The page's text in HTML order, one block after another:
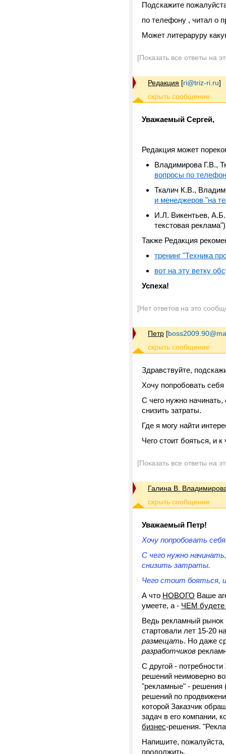
Подскажите
по телефону , читал о
Может литераруру
[Показать все ответы на
Редакция [ri@triz-ri.ru]
Уважаемый Сергей,
Редакция может
Владимирова Г.В.,
вопросы по
Ткалич К.В.,
и менеджеров "на
И.Л. Викентьев,
текстовая реклама")
Также Редакция
тренинг "Техника
вот на эту ветку
Успеха!
[Нет ответов на это
Петр [
Здравствуйте,
Хочу попробовать себя
С чего нужно
снизить затраты.
Где я могу найти
Чего стоит бояться, и к
[Показать все ответы на
Галина В.
Уважаемый Петр!
Хочу попробовать
С чего нужно
снизить затраты.
Чего стоит бояться,
А что НОВОГО Ваше
умеете, а - ЧЕМ будете
Ведь рекламный рынок
стартовали лет 15-20
размещать. Но даже
разработчиков
С другой -
решений неимоверно
"рекламные" - решения
решений по
которой Заказчик
задач в его компании,
бизнес-решения.
Напишите, пожалуйста,
продолжить.